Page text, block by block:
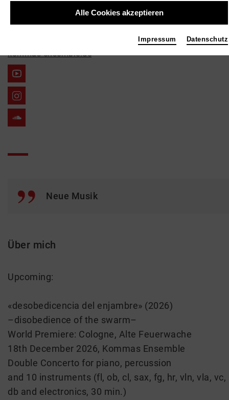
ffjjccgg@yahoo.com
kommas-ensemble.de
Neue Musik
Über mich
Upcoming:
«desobedicencia del enjambre» (2026)
–disobedience of the swarm–
World Premiere: Cologne, Alte Feuerwache
18th December 2026, Kommas Ensemble
Double Concerto for piano, percussion
and 10 instruments (fl, ob, cl, sax, fg, hr, vln, vla, vc,
db and electronics, 30 min.)
Alle Cookies akzeptieren
Impressum Datenschutz